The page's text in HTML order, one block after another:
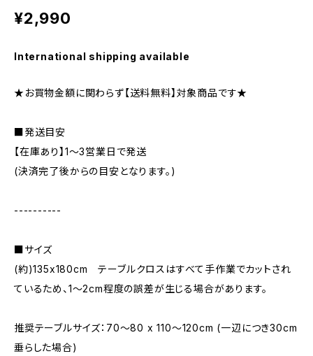
¥2,990
International shipping available
★お買物金額に関わらず【送料無料】対象商品です★
■発送目安
【在庫あり】1〜3営業日で発送
(決済完了後からの目安となります。)
----------
■サイズ
(約)135x180cm テーブルクロスはすべて手作業でカットされ
ているため、1〜2cm程度の誤差が生じる場合があります。
推奨テーブルサイズ：70〜80 x 110〜120cm (一辺につき30cm
垂らした場合)